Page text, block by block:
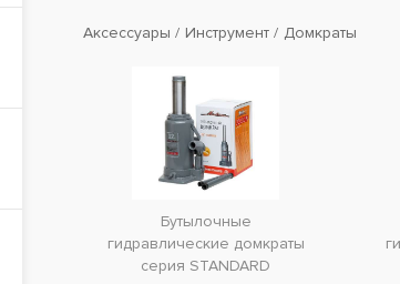
Аксессуары Инструмент Домкраты
Бутылочные
гидравлические домкраты
серия STANDARD